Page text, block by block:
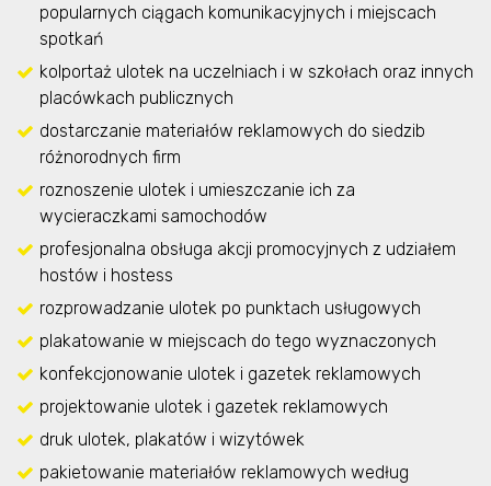
popularnych ciągach komunikacyjnych i miejscach
spotkań
kolportaż ulotek na uczelniach i w szkołach oraz innych
placówkach publicznych
dostarczanie materiałów reklamowych do siedzib
różnorodnych firm
roznoszenie ulotek i umieszczanie ich za
wycieraczkami samochodów
profesjonalna obsługa akcji promocyjnych z udziałem
hostów i hostess
rozprowadzanie ulotek po punktach usługowych
plakatowanie w miejscach do tego wyznaczonych
konfekcjonowanie ulotek i gazetek reklamowych
projektowanie ulotek i gazetek reklamowych
druk ulotek, plakatów i wizytówek
pakietowanie materiałów reklamowych według